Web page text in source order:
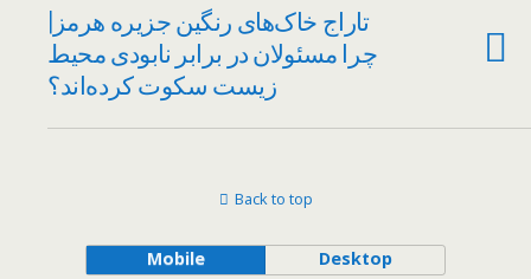
تاراج خاک‌های رنگین جزیره هرمز|
چرا مسئولان در برابر نابودی محیط
زیست سکوت کرده‌اند؟
Back to top
Mobile Desktop